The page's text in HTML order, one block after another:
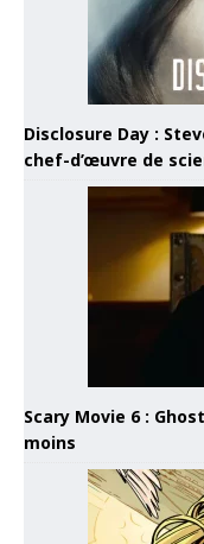
Disclosure Day :
chef-d’œuvre de
Scary Movie 6 :
moins